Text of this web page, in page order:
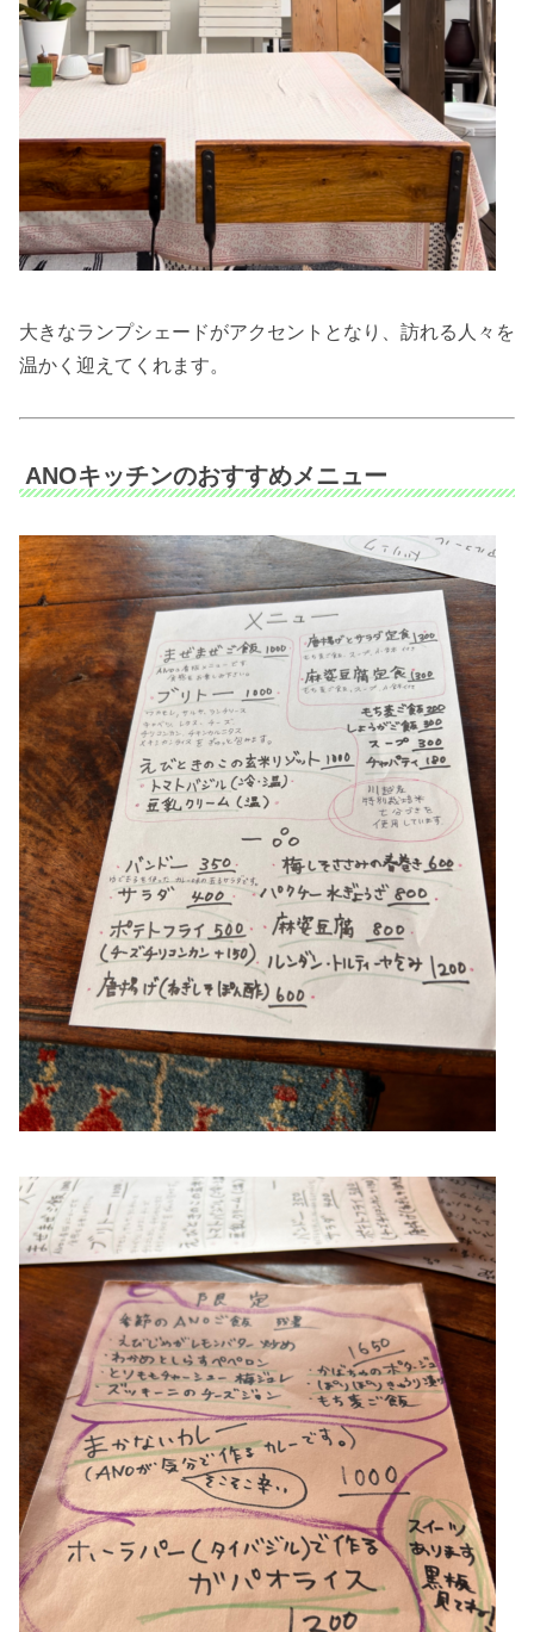
大きなランプシェードがアクセントとなり、訪れる人々を
温かく迎えてくれます。
ANOキッチンのおすすめメニュー